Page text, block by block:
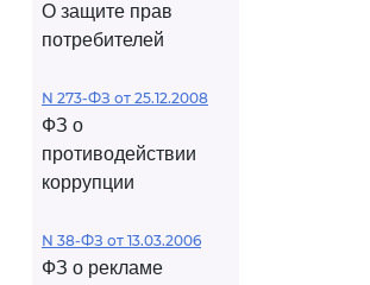
О защите прав
потребителей
N 273-ФЗ от 25.12.2008
ФЗ о
противодействии
коррупции
N 38-ФЗ от 13.03.2006
ФЗ о рекламе